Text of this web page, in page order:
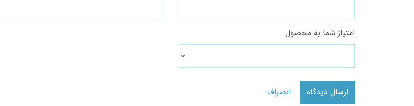
امتیاز شما به محصول
ارسال دیدگاه انصراف